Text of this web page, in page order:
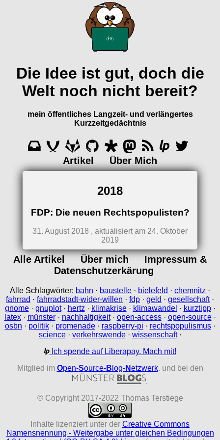
Die Idee ist gut, doch die
Welt noch nicht bereit?
mein öffentliches Langzeit- und verlängertes
Kurzzeitgedächtnis
Artikel Über Mich
2018
FDP: Die neuen Rechtspopulisten?
31. August 2018 , aktualisiert am 24. Oktober
2019
Alle Artikel Über mich
Impressum &
Datenschutzerkärung
Alle Schlagwörter: bahn · baustelle · bielefeld · chemnitz ·
fahrrad · fahrradstadt-wider-willen · fdp · geld · gesellschaft·
gnome· gnuplot· hertz· klimakrise· klimawandel · kurztipp·
latex· münster· nachhaltigkeit· open-access· open-source·
osbn · politik· promenade· raspberry-pi · rechtspopulismus·
science· verkehrswende· wissenschaft·
Ich spende auf Liberapay. Mach mit!
Mitglied im Open-Source-B log-Netzwerk. und bei den
.
© Copyright 2017-2022 Thomas Terstiege
Inhalte lizenziert unter der Creative Commons
Namensnennung - Weitergabe unter gleichen Bedingungen